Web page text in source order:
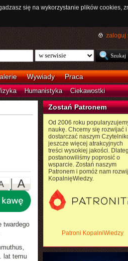
się na wykorzystanie plików cookies,
zaloguj
Wywiady Praca
Humanistyka Ciekawostki
A
twardego
lat temu
Zostań Patronem
Od 2006 roku
naukę. Chcemy się rozwijać i
dostarczać naszym
jeszcze więcej atrakcyjnych
treści wysokiej jakości.
postanowiliśmy poprosić o
wsparcie. Zostań naszym
Patronem i pomóż nam
KopalnięWiedzy.
Patroni KopalniWiedzy